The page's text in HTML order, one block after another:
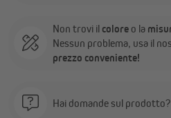
Non trovi il colore o la
Nessun problema, usa il
prezzo conveniente!
Hai domande sul